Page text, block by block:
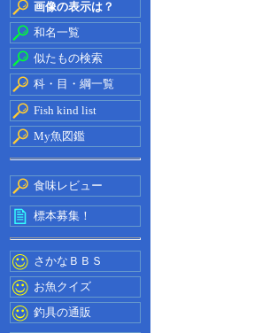
画像の表示は？
和名一覧
似たもの検索
科・目・綱一覧
Fish kind list
My魚図鑑
食味レビュー
標本募集！
さかなＢＢＳ
お魚クイズ
釣具の通販